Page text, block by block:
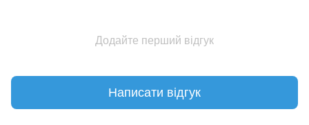
Додайте перший відгук
Написати відгук